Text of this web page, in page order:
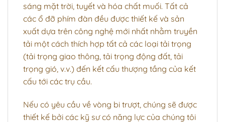
sáng mặt trời, tuyết và hóa chất muối. Tất cả
các ổ đỡ phím đàn đều được thiết kế và sản
xuất dựa trên công nghệ mới nhất nhằm truyền
tải một cách thích hợp tất cả các loại tải trọng
(tải trọng giao thông, tải trọng động đất, tải
trọng gió, v.v.) đến kết cấu thượng tầng của kết
cấu tới các trụ cầu.
Nếu có yêu cầu về vòng bi trượt, chúng sẽ được
thiết kế bởi các kỹ sư có năng lực của chúng tôi